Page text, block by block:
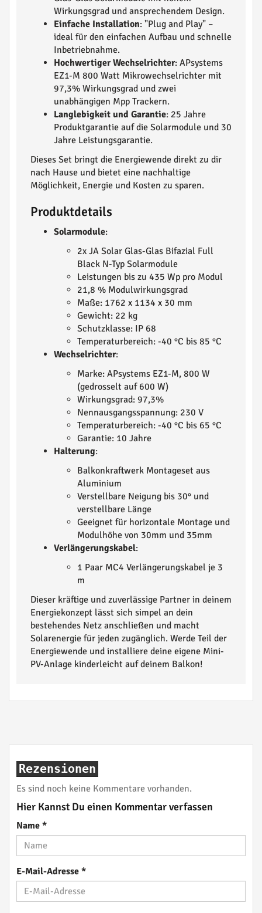
Wirkungsgrad und ansprechendem Design.
Einfache Installation: "Plug and Play" –
ideal für den einfachen Aufbau und schnelle
Inbetriebnahme.
Hochwertiger Wechselrichter: APsystems
EZ1-M 800 Watt Mikrowechselrichter mit
97,3% Wirkungsgrad und zwei
unabhängigen Mpp Trackern.
Langlebigkeit und Garantie: 25 Jahre
Produktgarantie auf die Solarmodule und 30
Jahre Leistungsgarantie.
Dieses Set bringt die Energiewende direkt zu dir
nach Hause und bietet eine nachhaltige
Möglichkeit, Energie und Kosten zu sparen.
Produktdetails
Solarmodule:
2x JA Solar Glas-Glas Bifazial Full
Black N-Typ Solarmodule
Leistungen bis zu 435 Wp pro Modul
21,8 % Modulwirkungsgrad
Maße: 1762 x 1134 x 30 mm
Gewicht: 22 kg
Schutzklasse: IP 68
Temperaturbereich: -40 °C bis 85 °C
Wechselrichter:
Marke: APsystems EZ1-M, 800 W
(gedrosselt auf 600 W)
Wirkungsgrad: 97,3%
Nennausgangsspannung: 230 V
Temperaturbereich: -40 °C bis 65 °C
Garantie: 10 Jahre
Halterung:
Balkonkraftwerk Montageset aus
Aluminium
Verstellbare Neigung bis 30° und
verstellbare Länge
Geeignet für horizontale Montage und
Modulhöhe von 30mm und 35mm
Verlängerungskabel:
1 Paar MC4 Verlängerungskabel je 3
m
Dieser kräftige und zuverlässige Partner in deinem
Energiekonzept lässt sich simpel an dein
bestehendes Netz anschließen und macht
Solarenergie für jeden zugänglich. Werde Teil der
Energiewende und installiere deine eigene Mini-
PV-Anlage kinderleicht auf deinem Balkon!
Rezensionen
Es sind noch keine Kommentare vorhanden.
Hier Kannst Du einen Kommentar verfassen
Name *
E-Mail-Adresse *